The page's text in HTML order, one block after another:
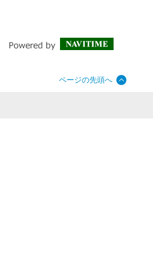
ページの先頭へ